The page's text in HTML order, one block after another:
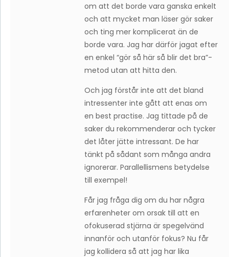
om att det borde vara ganska enkelt
och att mycket man läser gör saker
och ting mer komplicerat än de
borde vara. Jag har därför jagat efter
en enkel “gör så här så blir det bra”-
metod utan att hitta den.
Och jag förstår inte att det bland
intressenter inte gått att enas om
en best practise. Jag tittade på de
saker du rekommenderar och tycker
det låter jätte intressant. De har
tänkt på sådant som många andra
ignorerar. Parallellismens betydelse
till exempel!
Får jag fråga dig om du har några
erfarenheter om orsak till att en
ofokuserad stjärna är spegelvänd
innanför och utanför fokus? Nu får
jag kollidera så att jag har lika